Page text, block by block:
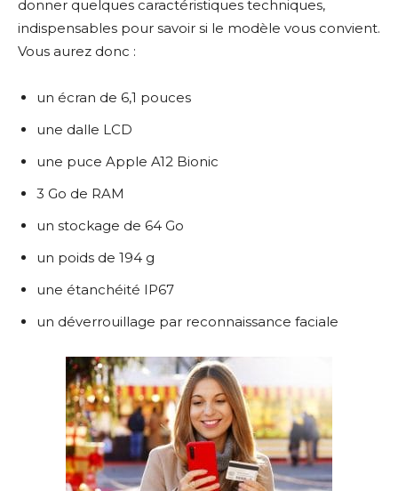
donner quelques caractéristiques techniques,
indispensables pour savoir si le modèle vous convient.
Vous aurez donc :
un écran de 6,1 pouces
une dalle LCD
une puce Apple A12 Bionic
3 Go de RAM
un stockage de 64 Go
un poids de 194 g
une étanchéité IP67
un déverrouillage par reconnaissance faciale